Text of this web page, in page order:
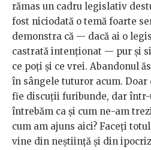
rămas un cadru legislativ
fost niciodată o temă foarte
demonstra că — dacă ai o
castrată intenționat — pur și
ce poți și ce vrei. Abandonul
în sângele tuturor acum. Doar
fie discuții furibunde, dar într-
întrebăm ca și cum ne-am
cum am ajuns aici? Faceți
vine din neștiință și din